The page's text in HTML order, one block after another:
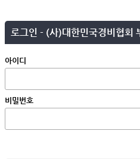
로그인 - (사)대한민국경비협회
아이디
비밀번호